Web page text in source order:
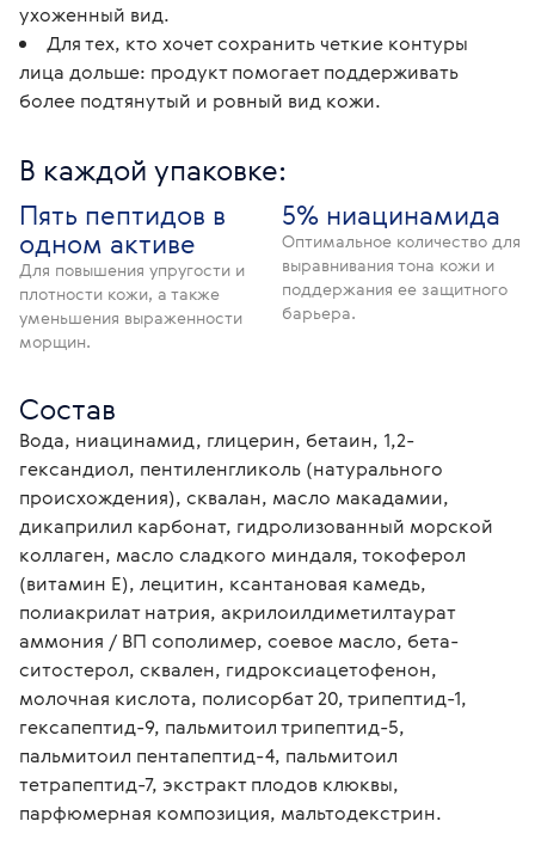
ухоженный вид.
Для тех, кто хочет сохранить четкие контуры
лица дольше: продукт помогает поддерживать
более подтянутый и ровный вид кожи.
В каждой упаковке:
Пять пептидов в
одном активе
Для повышения упругости и
плотности кожи, а также
уменьшения выраженности
морщин.
5% ниацинамида
Оптимальное количество для
выравнивания тона кожи и
поддержания ее защитного
барьера.
Состав
Вода, ниацинамид, глицерин, бетаин, 1,2-
гександиол, пентиленгликоль (натурального
происхождения), сквалан, масло макадамии,
дикаприлил карбонат, гидролизованный морской
коллаген, масло сладкого миндаля, токоферол
(витамин Е), лецитин, ксантановая камедь,
полиакрилат натрия, акрилоилдиметилтаурат
аммония / ВП сополимер, соевое масло, бета-
ситостерол, сквален, гидроксиацетофенон,
молочная кислота, полисорбат 20, трипептид-1,
гексапептид-9, пальмитоил трипептид-5,
пальмитоил пентапептид-4, пальмитоил
тетрапептид-7, экстракт плодов клюквы,
парфюмерная композиция, мальтодекстрин.